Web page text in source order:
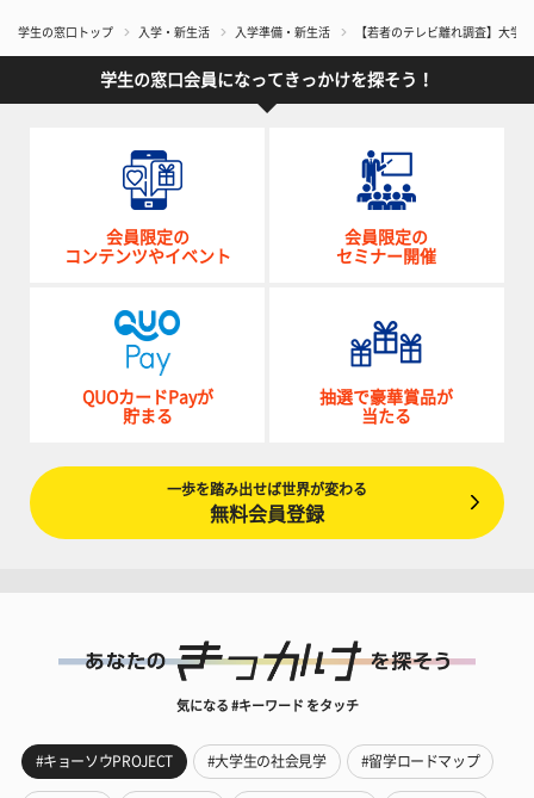
学生の窓口トップ 入学・新生活 入学準備・新生活 【若者のテレビ離れ調査】大学
学生の窓口会員になってきっかけを探そう！
会員限定の
コンテンツやイベント
会員限定の
セミナー開催
QUOカードPayが
貯まる
抽選で豪華賞品が
当たる
一歩を踏み出せば世界が変わる
無料会員登録
気になる #キーワード をタッチ
#キョーソウPROJECT #大学生の社会見学 #留学ロードマップ